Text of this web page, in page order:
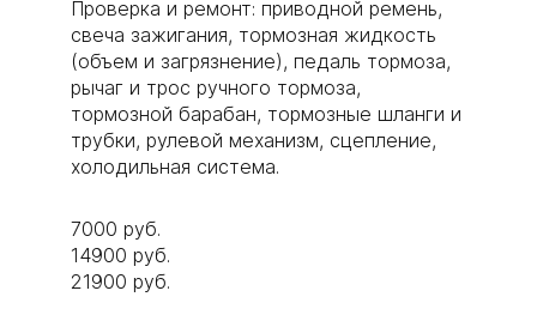
Проверка и ремонт: приводной ремень,
свеча зажигания, тормозная жидкость
(объем и загрязнение), педаль тормоза,
рычаг и трос ручного тормоза,
тормозной барабан, тормозные шланги и
трубки, рулевой механизм, сцепление,
холодильная система.
7000 руб.
14900 руб.
21900 руб.